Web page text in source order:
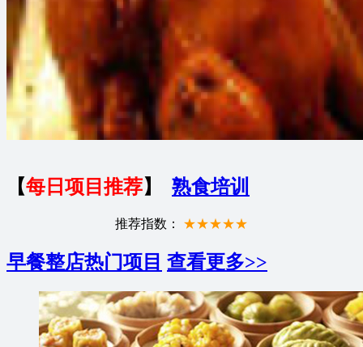
【每日项目推荐】 熟食培训
推荐指数： ★★★★★
早餐整店热门项目 查看更多>>